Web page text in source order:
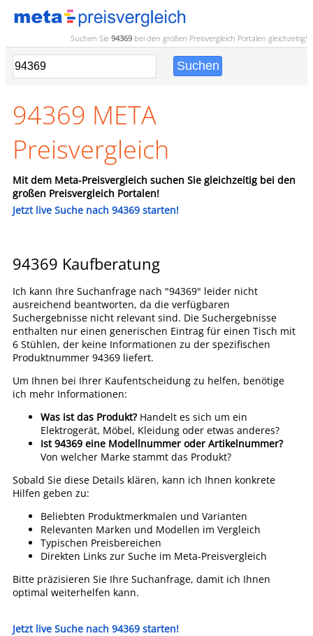
Suchen Sie 94369 bei den großen Preisvergleich Portalen gleichzeitig!
94369 META
Preisvergleich
Mit dem Meta-Preisvergleich suchen Sie gleichzeitig bei den
großen Preisvergleich Portalen!
Jetzt live Suche nach 94369 starten!
94369 Kaufberatung
Ich kann Ihre Suchanfrage nach "94369" leider nicht
ausreichend beantworten, da die verfügbaren
Suchergebnisse nicht relevant sind. Die Suchergebnisse
enthalten nur einen generischen Eintrag für einen Tisch mit
6 Stühlen, der keine Informationen zu der spezifischen
Produktnummer 94369 liefert.
Um Ihnen bei Ihrer Kaufentscheidung zu helfen, benötige
ich mehr Informationen:
Was ist das Produkt?Handelt es sich um ein
Elektrogerät, Möbel, Kleidung oder etwas anderes?
Ist 94369 eine Modellnummer oder Artikelnummer?
Von welcher Marke stammt das Produkt?
Sobald Sie diese Details klären, kann ich Ihnen konkrete
Hilfen geben zu:
Beliebten Produktmerkmalen und Varianten
Relevanten Marken und Modellen im Vergleich
Typischen Preisbereichen
Direkten Links zur Suche im Meta-Preisvergleich
Bitte präzisieren Sie Ihre Suchanfrage, damit ich Ihnen
optimal weiterhelfen kann.
Jetzt live Suche nach 94369 starten!